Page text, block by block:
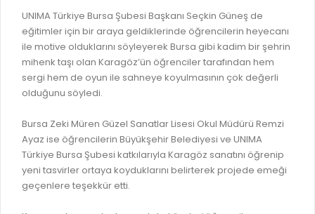
KAMU HİZMET STANDARTLARI (KAHİS)
ŞİKAYET TAKİBİ (KURUMLAR)
MÜHENDİS, MİMAR VE SÜRVEYAN KAYITLARI (İLÇE
MÜHENDİS, MİMAR VE SÜRVEYAN KAYITLARI
VEFAT KAYDI GİRİŞİ (İLÇE BELEDİYELER)
YER SEÇİM BELGESİ, MOBİL VE SAHA DOLABI BAŞVURULARI
GÜNLÜK KAZI ÇALIŞMALARI
TARIMSAL AMAÇLI METEOROLOJİ İSTASYON VERİLERİ
UNIMA Türkiye Bursa Şubesi Başkanı Seçkin Güneş de
eğitimler için bir araya geldiklerinde öğrencilerin heyecanı
ile motive olduklarını söyleyerek Bursa gibi kadim bir şehrin
mihenk taşı olan Karagöz’ün öğrenciler tarafından hem
sergi hem de oyun ile sahneye koyulmasının çok değerli
olduğunu söyledi.
Bursa Zeki Müren Güzel Sanatlar Lisesi Okul Müdürü Remzi
Ayaz ise öğrencilerin Büyükşehir Belediyesi ve UNIMA
Türkiye Bursa Şubesi katkılarıyla Karagöz sanatını öğrenip
yeni tasvirler ortaya koyduklarını belirterek projede emeği
geçenlere teşekkür etti.